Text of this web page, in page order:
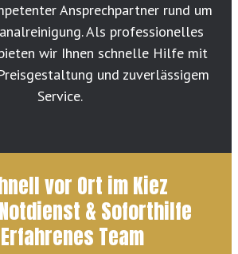
Ansprechpartner rund um
Als professionelles
wir Ihnen schnelle Hilfe mit
und zuverlässigem
Service.
vor Ort im Kiez
& Soforthilfe
Erfahrenes Team